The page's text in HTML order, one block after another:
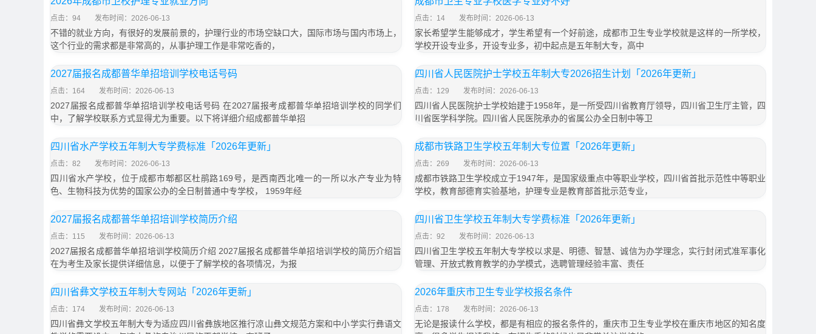
点击：94 发布时间：2026-06-13
不错的就业方向，有很好的发展前景的，护理行业的市场空缺口大，国际市场与国内市场上，
这个行业的需求都是非常高的，从事护理工作是非常吃香的，
点击：14 发布时间：2026-06-13
家长希望学生能够成才，学生希望有一个好前途，成都市卫生专业学校就是这样的一所学校，
学校开设专业多，开设专业多，初中起点是五年制大专，高中
2027届报名成都普华单招培训学校电话号码
点击：164 发布时间：2026-06-13
2027届报名成都普华单招培训学校电话号码 在2027届报考成都普华单招培训学校的同学们
中，了解学校联系方式显得尤为重要。以下将详细介绍成都普华单招
四川省人民医院护士学校五年制大专2026招生计划「2026年更新」
点击：129 发布时间：2026-06-13
四川省人民医院护士学校始建于1958年，是一所受四川省教育厅领导，四川省卫生厅主管，四
川省医学科学院。四川省人民医院承办的省属公办全日制中等卫
四川省水产学校五年制大专学费标准「2026年更新」
点击：82 发布时间：2026-06-13
四川省水产学校，位于成都市郫都区杜鹃路169号，是西南西北唯一的一所以水产专业为特
色、生物科技为优势的国家公办的全日制普通中专学校， 1959年经
成都市铁路卫生学校五年制大专位置「2026年更新」
点击：269 发布时间：2026-06-13
成都市铁路卫生学校成立于1947年，是国家级重点中等职业学校，四川省首批示范性中等职业
学校，教育部德育实验基地，护理专业是教育部首批示范专业，
2027届报名成都普华单招培训学校简历介绍
点击：115 发布时间：2026-06-13
2027届报名成都普华单招培训学校简历介绍 2027届报名成都普华单招培训学校的简历介绍旨
在为考生及家长提供详细信息，以便于了解学校的各项情况，为报
四川省卫生学校五年制大专学费标准「2026年更新」
点击：92 发布时间：2026-06-13
四川省卫生学校五年制大专学校以求是、明德、智慧、诚信为办学理念，实行封闭式准军事化
管理、开放式教育教学的办学模式，选聘管理经验丰富、责任
四川省彝文学校五年制大专网站「2026年更新」
点击：174 发布时间：2026-06-13
四川省彝文学校五年制大专为适应四川省彝族地区推行凉山彝文规范方案和中小学实行彝语文
2026年重庆市卫生专业学校报名条件
点击：178 发布时间：2026-06-13
无论是报读什么学校，都是有相应的报名条件的，重庆市卫生专业学校在重庆市地区的知名度